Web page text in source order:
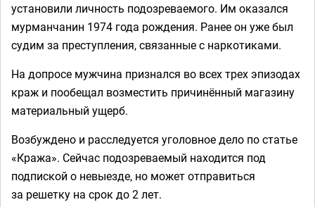
установили личность подозреваемого. Им оказался
мурманчанин 1974 года рождения. Ранее он уже был
судим за преступления, связанные с наркотиками.
На допросе мужчина признался во всех трех эпизодах
краж и пообещал возместить причинённый магазину
материальный ущерб.
Возбуждено и расследуется уголовное дело по статье
«Кража». Сейчас подозреваемый находится под
подпиской о невыезде, но может отправиться
за решетку на срок до 2 лет.